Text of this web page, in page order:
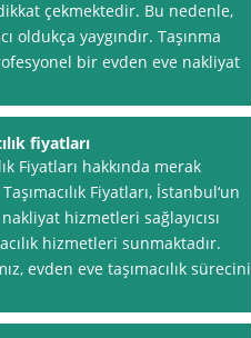
çekmektedir. Bu nedenle,
oldukça yaygındır. Taşınma
bir evden eve nakliyat
fiyatları
Fiyatları hakkında merak
Fiyatları, İstanbul‘un
hizmetleri sağlayıcısı
hizmetleri sunmaktadır.
evden eve taşımacılık sürecini